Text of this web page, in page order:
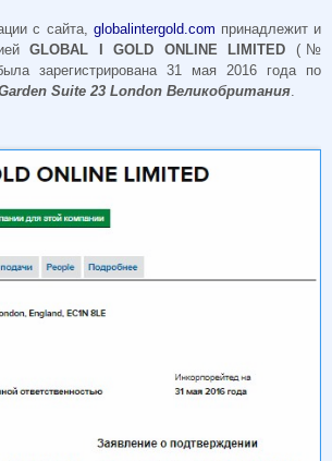
с сайта, globalintergold.com принадлежит и
GLOBAL I GOLD ONLINE LIMITED (№
зарегистрирована 31 мая 2016 года по
Suite 23 London Великобритания